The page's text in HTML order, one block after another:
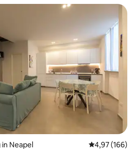
Neapel
4,97 (166)